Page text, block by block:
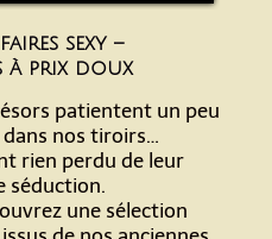
sexy –
à prix doux
patientent un peu
nos tiroirs…
rien perdu de leur
séduction.
une sélection